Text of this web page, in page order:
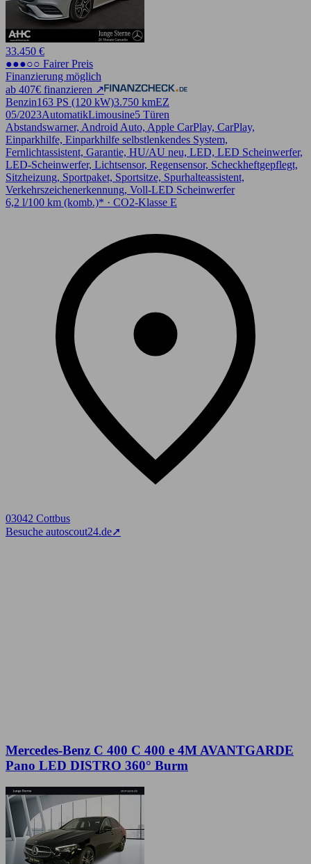
33.450 €
●●●○○ Fairer Preis
Finanzierung möglich
ab 407€ finanzieren ↗
Benzin163 PS (120 kW)3.750 kmEZ
05/2023AutomatikLimousine5 Türen
Abstandswarner, Android Auto, Apple CarPlay, CarPlay,
Einparkhilfe, Einparkhilfe selbstlenkendes System,
Fernlichtassistent, Garantie, HU/AU neu, LED, LED Scheinwerfer,
LED-Scheinwerfer, Lichtsensor, Regensensor, Scheckheftgepflegt,
Sitzheizung, Sportpaket, Sportsitze, Spurhalteassistent,
Verkehrszeichenerkennung, Voll-LED Scheinwerfer
6,2 l/100 km (komb.)* · CO2-Klasse E
03042 Cottbus
Besuche autoscout24.de➚
Mercedes-Benz C 400 C 400 e 4M AVANTGARDE
Pano LED DISTRO 360° Burm